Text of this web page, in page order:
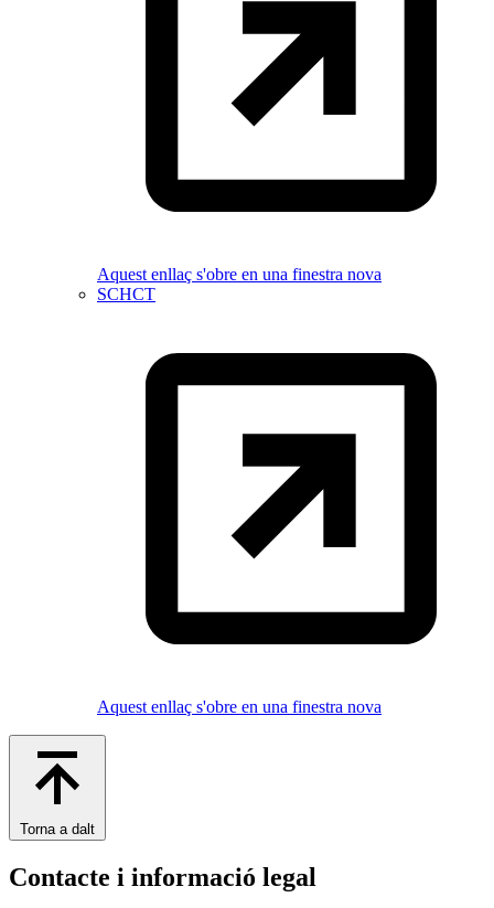
Aquest enllaç s'obre en una finestra nova
SCHCT
Aquest enllaç s'obre en una finestra nova
Torna a dalt
Contacte i informació legal